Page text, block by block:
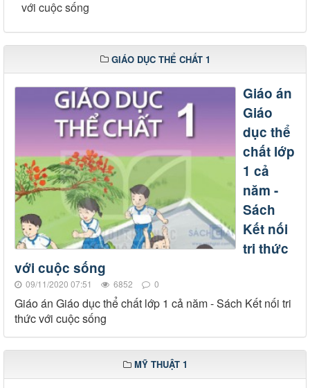
với cuộc sống
GIÁO DỤC THỂ CHẤT 1
Giáo án
Giáo
dục thể
chất lớp
1 cả
năm -
Sách
Kết nối
tri thức
với cuộc sống
09/11/2020 07:51 6852 0
Giáo án Giáo dục thể chất lớp 1 cả năm - Sách Kết nối tri
thức với cuộc sống
MỸ THUẬT 1